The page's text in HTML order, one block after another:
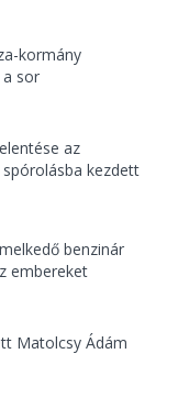
kormány
a sor
az
kezdett
benzinár
embereket
Matolcsy Ádám